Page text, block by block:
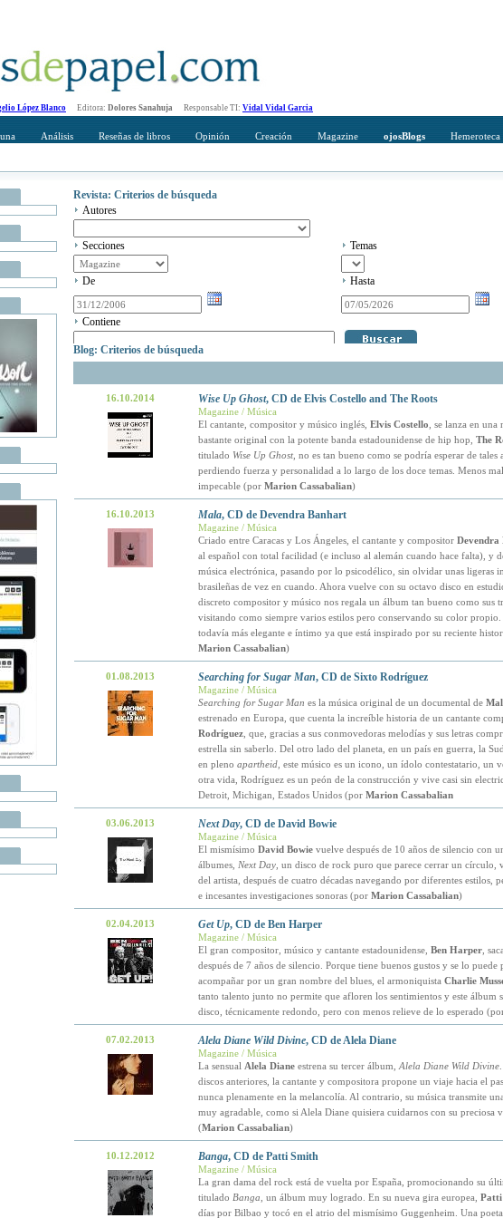
López Blanco Editora: Dolores Sanahuja Responsable TI: Vidal Vidal Garcia
Análisis Reseñas de libros Opinión Creación Magazine ojosBlogs Hemeroteca
Revista: Criterios de búsqueda
Autores
Secciones Temas
De Hasta
Contiene
Blog: Criterios de búsqueda
16.10.2014 Wise Up Ghost, CD de Elvis Costello and The Roots
Magazine / Música
El cantante, compositor y músico inglés, Elvis Costello , se lanza en
bastante original con la potente banda estadounidense de hip hop, The
titulado Wise Up Ghost, no es tan bueno como se podría esperar de tales
perdiendo fuerza y personalidad a lo largo de los doce temas. Menos
impecable (por Marion Cassabalian)
16.10.2013 Mala, CD de Devendra Banhart
Magazine / Música
Criado entre Caracas y Los Ángeles, el cantante y compositor Devendra
al español con total facilidad (e incluso al alemán cuando hace falta), y
música electrónica, pasando por lo psicodélico, sin olvidar unas ligeras
brasileñas de vez en cuando. Ahora vuelve con su octavo disco en
discreto compositor y músico nos regala un álbum tan bueno como sus
visitando como siempre varios estilos pero conservando su color propio.
todavía más elegante e íntimo ya que está inspirado por su reciente
Marion Cassabalian)
01.08.2013 Searching for Sugar Man, CD de Sixto Rodríguez
Magazine / Música
Searching for Sugar Man es la música original de un documental de
estrenado en Europa, que cuenta la increíble historia de un cantante
Rodríguez, que, gracias a sus conmovedoras melodías y sus letras
estrella sin saberlo. Del otro lado del planeta, en un país en guerra, la
en pleno apartheid, este músico es un icono, un ídolo contestatario, un
otra vida, Rodríguez es un peón de la construcción y vive casi sin
Detroit, Michigan, Estados Unidos (por Marion Cassabalian
03.06.2013 Next Day, CD de David Bowie
Magazine / Música
El mismísimo David Bowievuelve después de 10 años de silencio con
álbumes, Next Day, un disco de rock puro que parece cerrar un círculo,
del artista, después de cuatro décadas navegando por diferentes estilos,
e incesantes investigaciones sonoras (por Marion Cassabalian)
02.04.2013 Get Up, CD de Ben Harper
Magazine / Música
El gran compositor, músico y cantante estadounidense, Ben Harper,
después de 7 años de silencio. Porque tiene buenos gustos y se lo puede
acompañar por un gran nombre del blues, el armoniquista Charlie
tanto talento junto no permite que afloren los sentimientos y este álbum
disco, técnicamente redondo, pero con menos relieve de lo esperado
07.02.2013 Alela Diane Wild Divine, CD de Alela Diane
Magazine / Música
La sensual Alela Dianeestrena su tercer álbum, Alela Diane Wild Divine.
discos anteriores, la cantante y compositora propone un viaje hacia el
nunca plenamente en la melancolía. Al contrario, su música transmite
muy agradable, como si Alela Diane quisiera cuidarnos con su preciosa
(Marion Cassabalian)
10.12.2012 Banga, CD de Patti Smith
Magazine / Música
La gran dama del rock está de vuelta por España, promocionando su
titulado Banga , un álbum muy logrado. En su nueva gira europea, Patti
días por Bilbao y tocó en el atrio del mismísimo Guggenheim. Una